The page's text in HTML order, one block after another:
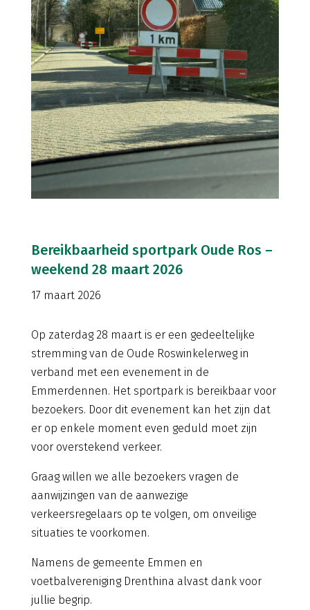
Bereikbaarheid sportpark Oude Ros –
weekend 28 maart 2026
17 maart 2026
Op zaterdag 28 maart is er een gedeeltelijke
stremming van de Oude Roswinkelerweg in
verband met een evenement in de
Emmerdennen. Het sportpark is bereikbaar voor
bezoekers. Door dit evenement kan het zijn dat
er op enkele moment even geduld moet zijn
voor overstekend verkeer.
Graag willen we alle bezoekers vragen de
aanwijzingen van de aanwezige
verkeersregelaars op te volgen, om onveilige
situaties te voorkomen.
Namens de gemeente Emmen en
voetbalvereniging Drenthina alvast dank voor
jullie begrip.